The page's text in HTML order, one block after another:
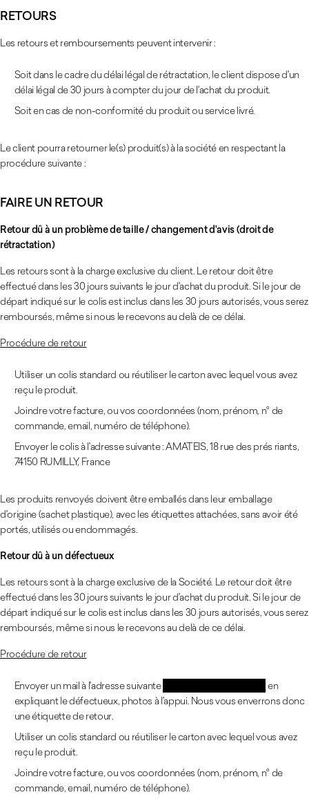
RETOURS
Les retours et remboursements peuvent intervenir :
Soit dans le cadre du délai légal de rétractation, le client dispose d'un
délai légal de 30 jours à compter du jour de l'achat du produit.
Soit en cas de non-conformité du produit ou service livré.
Le client pourra retourner le(s) produit(s) à la société en respectant la
procédure suivante :
FAIRE UN RETOUR
Retour dû à un problème de taille / changement d'avis (droit de
rétractation)
Les retours sont à la charge exclusive du client. Le retour doit être
effectué dans les 30 jours suivants le jour d'achat du produit. Si le jour de
départ indiqué sur le colis est inclus dans les 30 jours autorisés, vous serez
remboursés, même si nous le recevons au delà de ce délai.
Procédure de retour
Utiliser un colis standard ou réutiliser le carton avec lequel vous avez
reçu le produit.
Joindre votre facture, ou vos coordonnées (nom, prénom, n° de
commande, email, numéro de téléphone).
Envoyer le colis à l'adresse suivante : AMATEIS, 18 rue des prés riants,
74150 RUMILLY, France
Les produits renvoyés doivent être emballés dans leur emballage
d'origine (sachet plastique), avec les étiquettes attachées, sans avoir été
portés, utilisés ou endommagés.
Retour dû à un défectueux
Les retours sont à la charge exclusive de la Société. Le retour doit être
effectué dans les 30 jours suivants le jour d'achat du produit. Si le jour de
départ indiqué sur le colis est inclus dans les 30 jours autorisés, vous serez
remboursés, même si nous le recevons au delà de ce délai.
Procédure de retour
Envoyer un mail à l'adresse suivante
en
expliquant le défectueux, photos à l'appui. Nous vous enverrons donc
une étiquette de retour.
Utiliser un colis standard ou réutiliser le carton avec lequel vous avez
reçu le produit.
Joindre votre facture, ou vos coordonnées (nom, prénom, n° de
commande, email, numéro de téléphone).